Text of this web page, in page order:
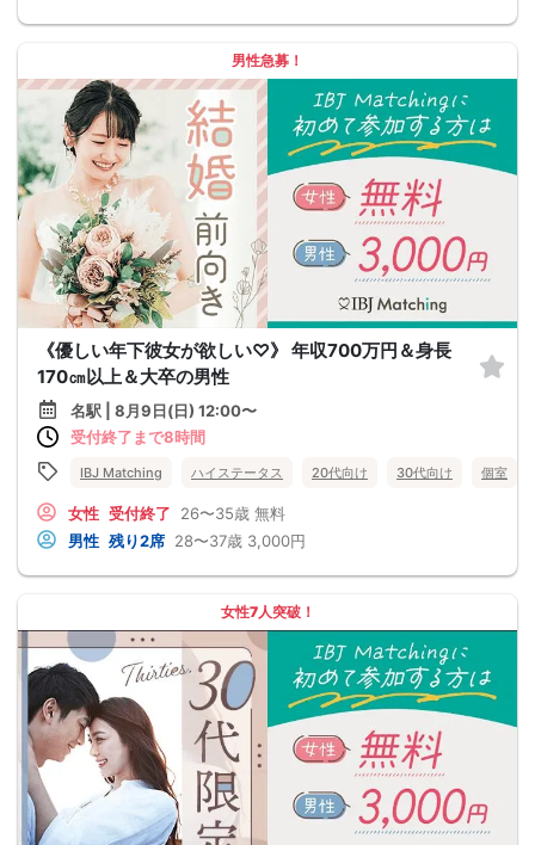
男性急募！
《優しい年下彼女が欲しい♡》 年収700万円＆身長
170㎝以上＆大卒の男性
名駅 | 8月9日(日) 12:00〜
受付終了まで8時間
IBJ Matching ハイステータス 20代向け 30代向け 個室
女性 受付終了 26〜35歳 無料
男性 残り2席 28〜37歳 3,000円
女性7人突破！